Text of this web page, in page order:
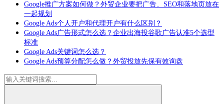
Google推广方案如何做？外贸企业要把广告、SEO和落地页放在
一起规划
Google Ads个人开户和代理开户有什么区别？
Google Ads广告形式怎么选？企业出海投谷歌广告认准5个选型
标准
Google Ads关键词怎么选？
Google Ads预算分配怎么做？外贸投放先保有效询盘